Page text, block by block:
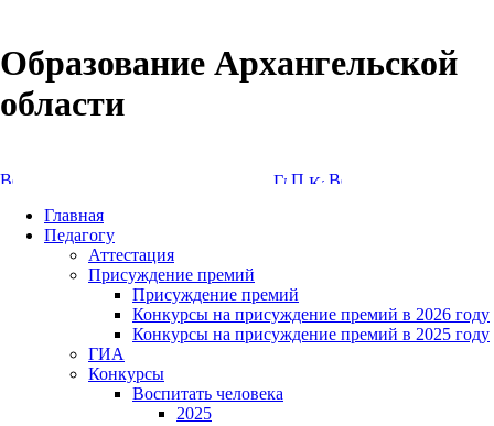
Образование Архангельской
области
Главная
Педагогу
Аттестация
Присуждение премий
Присуждение премий
Конкурсы на присуждение премий в 2026 году
Конкурсы на присуждение премий в 2025 году
ГИА
Конкурсы
Воспитать человека
2025